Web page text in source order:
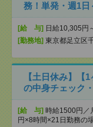
務！単発・週1
[給 与] 日給10,305円
[勤務地] 東京都足立区
【土日休み】【
の中身チェック
[給 与] 時給1500円／
円×8時間×21日勤務の